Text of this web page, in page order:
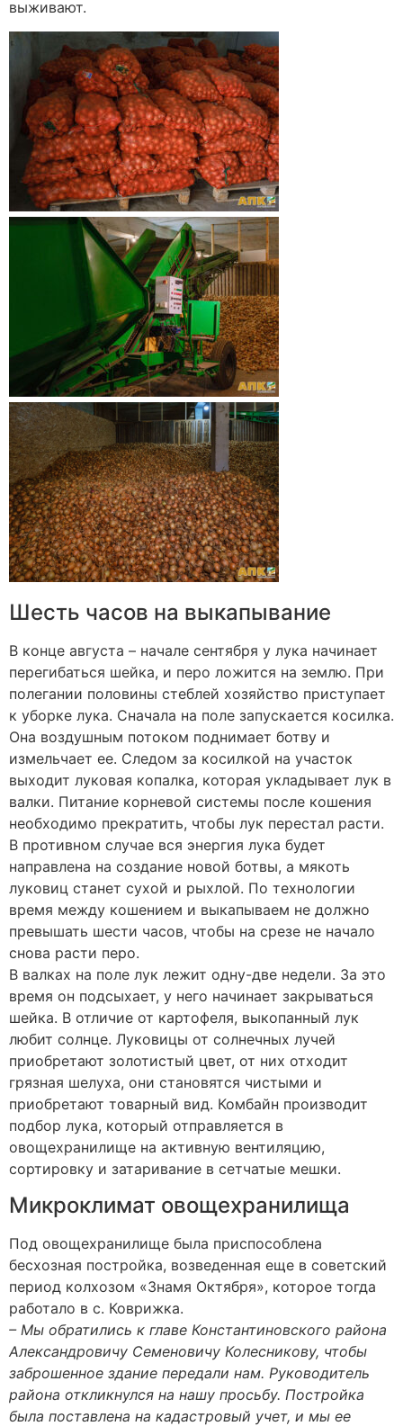
выживают.
Шесть часов на выкапывание
В конце августа – начале сентября у лука начинает
перегибаться шейка, и перо ложится на землю. При
полегании половины стеблей хозяйство приступает
к уборке лука. Сначала на поле запускается косилка.
Она воздушным потоком поднимает ботву и
измельчает ее. Следом за косилкой на участок
выходит луковая копалка, которая укладывает лук в
валки. Питание корневой системы после кошения
необходимо прекратить, чтобы лук перестал расти.
В противном случае вся энергия лука будет
направлена на создание новой ботвы, а мякоть
луковиц станет сухой и рыхлой. По технологии
время между кошением и выкапываем не должно
превышать шести часов, чтобы на срезе не начало
снова расти перо.
В валках на поле лук лежит одну-две недели. За это
время он подсыхает, у него начинает закрываться
шейка. В отличие от картофеля, выкопанный лук
любит солнце. Луковицы от солнечных лучей
приобретают золотистый цвет, от них отходит
грязная шелуха, они становятся чистыми и
приобретают товарный вид. Комбайн производит
подбор лука, который отправляется в
овощехранилище на активную вентиляцию,
сортировку и затаривание в сетчатые мешки.
Микроклимат овощехранилища
Под овощехранилище была приспособлена
бесхозная постройка, возведенная еще в советский
период колхозом «Знамя Октября», которое тогда
работало в с. Коврижка.
– Мы обратились к главе Константиновского района
Александровичу Семеновичу Колесникову, чтобы
заброшенное здание передали нам. Руководитель
района откликнулся на нашу просьбу. Постройка
была поставлена на кадастровый учет, и мы ее